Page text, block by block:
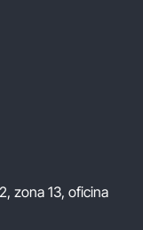
zona 13, oficina